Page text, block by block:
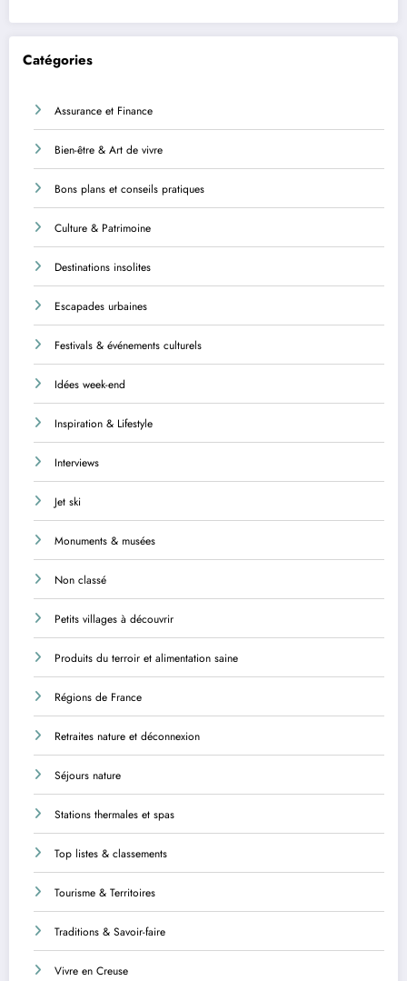
Catégories
Assurance et Finance
Bien-être & Art de vivre
Bons plans et conseils pratiques
Culture & Patrimoine
Destinations insolites
Escapades urbaines
Festivals & événements culturels
Idées week-end
Inspiration & Lifestyle
Interviews
Jet ski
Monuments & musées
Non classé
Petits villages à découvrir
Produits du terroir et alimentation saine
Régions de France
Retraites nature et déconnexion
Séjours nature
Stations thermales et spas
Top listes & classements
Tourisme & Territoires
Traditions & Savoir-faire
Vivre en Creuse